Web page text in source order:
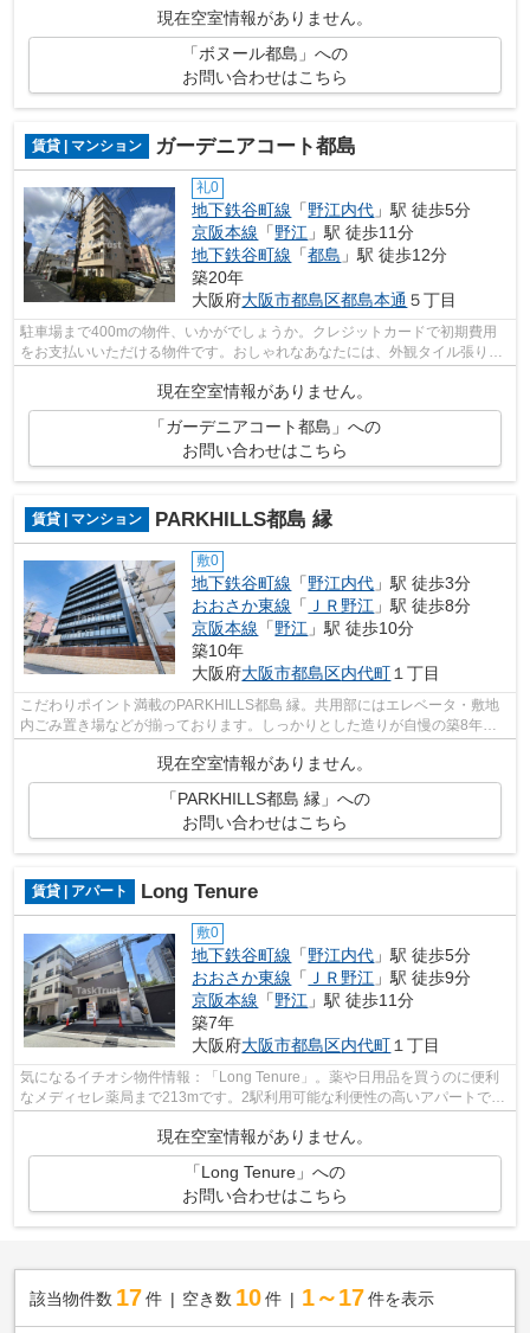
現在空室情報がありません。
「ボヌール都島」への
お問い合わせはこちら
賃貸 | マンション ガーデニアコート都島
礼0
地下鉄谷町線 「野江内代 」駅 徒歩5分
京阪本線 「野江 」駅 徒歩11分
地下鉄谷町線 「都島 」駅 徒歩12分
築20年
大阪府大阪市都島区都島本通 ５丁目
駐車場まで400mの物件、いかがでしょうか。クレジットカードで初期費用
をお支払いいただける物件です。おしゃれなあなたには、外観タイル張りの
現在空室情報がありません。
「ガーデニアコート都島」への
お問い合わせはこちら
賃貸 | マンション PARKHILLS都島 縁
敷0
地下鉄谷町線 「野江内代 」駅 徒歩3分
おおさか東線 「 ＪＲ野江 」駅 徒歩8分
京阪本線 「野江 」駅 徒歩10分
築10年
大阪府大阪市都島区内代町 １丁目
こだわりポイント満載のPARKHILLS都島 縁。共用部にはエレベータ・敷地
内ごみ置き場などが揃っております。しっかりとした造りが自慢の築8年の
物件。駅まで徒歩3分の位置に立地する、...
現在空室情報がありません。
「PARKHILLS都島 縁」への
お問い合わせはこちら
賃貸 | アパート Long Tenure
敷0
地下鉄谷町線 「野江内代 」駅 徒歩5分
おおさか東線 「 ＪＲ野江 」駅 徒歩9分
京阪本線 「野江 」駅 徒歩11分
築7年
大阪府大阪市都島区内代町 １丁目
気になるイチオシ物件情報：「Long Tenure」。薬や日用品を買うのに便利
なメディセレ薬局まで213mです。2駅利用可能な利便性の高いアパートで
現在空室情報がありません。
「Long Tenure」への
お問い合わせはこちら
該当物件数 17件 空き数 10 件 1～17 件を表示